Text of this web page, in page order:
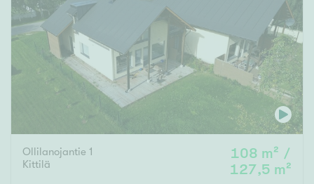
Ollilanojantie 1
Kittilä
108 m² /
127,5 m²